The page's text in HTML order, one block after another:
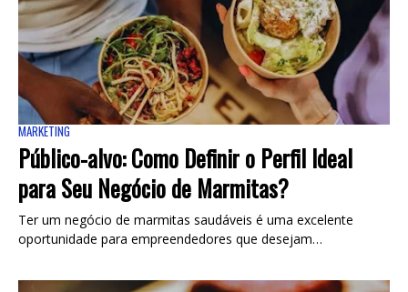
MARKETING
Público-alvo: Como Definir o Perfil Ideal
para Seu Negócio de Marmitas?
Ter um negócio de marmitas saudáveis é uma excelente
oportunidade para empreendedores que desejam…